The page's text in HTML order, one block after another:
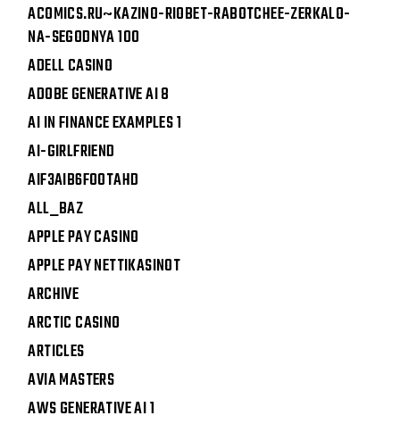
ACOMICS.RU~KAZINO-RIOBET-RABOTCHEE-ZERKALO-
NA-SEGODNYA 100
ADELL CASINO
ADOBE GENERATIVE AI 8
AI IN FINANCE EXAMPLES 1
AI-GIRLFRIEND
AIF3AIB6FOOTAHD
ALL_BAZ
APPLE PAY CASINO
APPLE PAY NETTIKASINOT
ARCHIVE
ARCTIC CASINO
ARTICLES
AVIA MASTERS
AWS GENERATIVE AI 1